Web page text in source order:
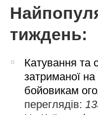
тиждень:
Катування та
затриманої
бойовикам
переглядів: